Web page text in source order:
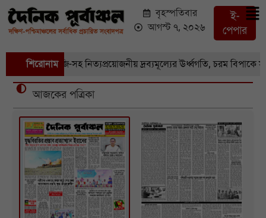
বৃহস্পতিবার
আগস্ট ৭, ২০২৬
ই-
পেপার
শিরোনাম
বাজারে সবজি-সহ নিত্যপ্রয়োজনীয় দ্রব্যমূল্যের ঊর্ধ্বগতি, চরম বিপাকে
আজকের পত্রিকা